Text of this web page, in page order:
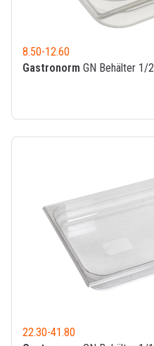
8.50-12.60
Gastronorm GN Behälter 1/2
22.30-41.80